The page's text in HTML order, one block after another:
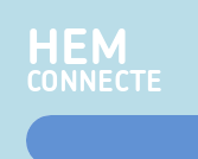
HEM
CONNECTE